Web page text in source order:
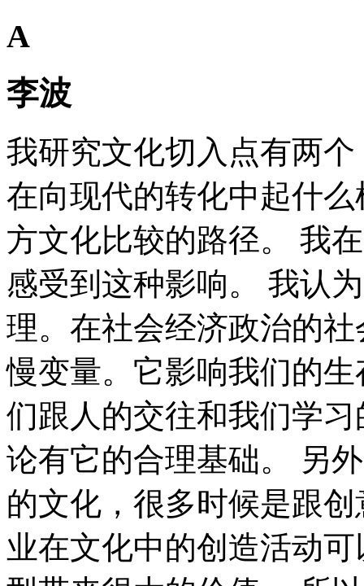
A
李波
我研究文化切入点有两
在向现代的转化中起什
方文化比较的路径。 我
感受到这种影响。 我认
理。在社会经济政治的
慢变量。它影响我们的
们跟人的交往和我们学
论有它的合理基础。 另
的文化，很多时候是跟
业在文化中的创造活动